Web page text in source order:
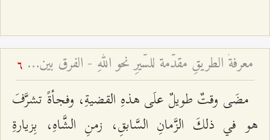
معرفةُ الطريقِ مقدّمة للسَّيرِ نحو اللهِ - الفرق بين المعرفة الحقّة والادّعاء 6
مضَى وقتٌ طويلٌ علَى هذهِ القضيةِ، وفجأةً تشرَّفَ
هو في ذلكَ الزَّمانِ السَّابقِ، زمنِ الشَّاهِ، بِزيارةِ